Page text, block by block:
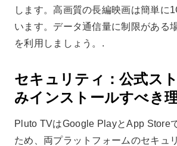
します。高画質の長編映画は簡単に
います。データ通信量に制限がある
を利用しましょう。.
セキュリティ：公式ス
みインストールすべき
Pluto TVはGoogle PlayとApp Store
ため、両プラットフォームのセキュ